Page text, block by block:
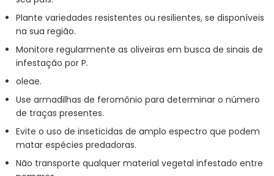
Plante variedades resistentes ou resilientes, se disponíveis
na sua região.
Monitore regularmente as oliveiras em busca de sinais de
infestação por P.
oleae.
Use armadilhas de feromônio para determinar o número
de traças presentes.
Evite o uso de inseticidas de amplo espectro que podem
matar espécies predadoras.
Não transporte qualquer material vegetal infestado entre